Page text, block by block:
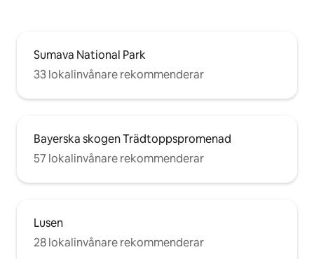
Sumava National Park
33 lokalinvånare rekommenderar
Bayerska skogen Trädtoppspromenad
57 lokalinvånare rekommenderar
Lusen
28 lokalinvånare rekommenderar